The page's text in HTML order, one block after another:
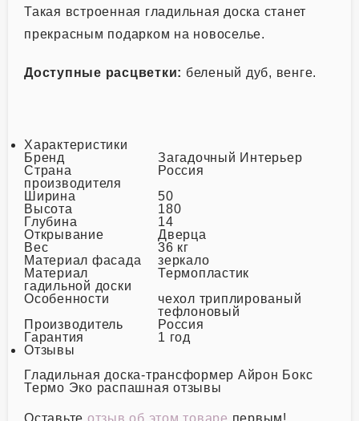
Такая встроенная гладильная доска станет
прекрасным подарком на новоселье.
Доступные расцветки: беленый дуб, венге.
Характеристики
Бренд
Загадочный Интерьер
Страна
производителя
Россия
Ширина
50
Высота
180
Глубина
14
Открывание
Дверца
Вес
36 кг
Материал фасада
зеркало
Материал
гадильной доски
Термопластик
Особенности
чехол триплированый
тефлоновый
Производитель
Россия
Гарантия
1 год
Отзывы
Гладильная доска-трансформер Айрон Бокс
Термо Эко распашная отзывы
Оставьте отзыв об этом товаре первым!